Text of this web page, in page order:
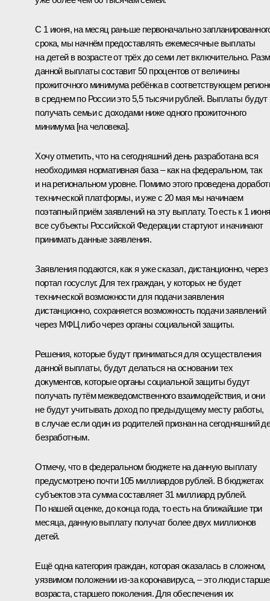
С 1 июня, на месяц раньше первоначально
срока, мы начнём предоставлять ежемесячные выплаты
на детей в возрасте от трёх до семи лет включительно.
данной выплаты составит 50 процентов от величины
прожиточного минимума ребёнка в соответствующем
в среднем по России это 5,5 тысячи рублей. Выплаты будут
получать семьи с доходами ниже одного прожиточного
минимума [на человека].
Хочу отметить, что на сегодняшний день разработана вся
необходимая нормативная база – как на федеральном, так
и на региональном уровне. Помимо этого проведена
технической платформы, и уже с 20 мая мы начинаем
поэтапный приём заявлений на эту выплату. То есть к 1 июня
все субъекты Российской Федерации стартуют и начинают
принимать данные заявления.
Заявления подаются, как я уже сказал, дистанционно, через
портал госуслуг. Для тех граждан, у которых не будет
технической возможности для подачи заявления
дистанционно, сохраняется возможность подачи заявлений
через МФЦ либо через органы социальной защиты.
Решения, которые будут приниматься для осуществления
данной выплаты, будут делаться на основании тех
документов, которые органы социальной защиты будут
получать путём межведомственного взаимодействия, и они
не будут учитывать доход по предыдущему месту работы,
в случае если один из родителей признан на сегодняшний
безработным.
Отмечу, что в федеральном бюджете на данную выплату
предусмотрено почти 105 миллиардов рублей. В бюджетах
субъектов эта сумма составляет 31 миллиард рублей.
По нашей оценке, до конца года, то есть на ближайшие три
месяца, данную выплату получат более двух миллионов
детей.
Ещё одна категория граждан, которая оказалась в сложном,
уязвимом положении из-за коронавируса, – это люди
возраста, старшего поколения. Для обеспечения их